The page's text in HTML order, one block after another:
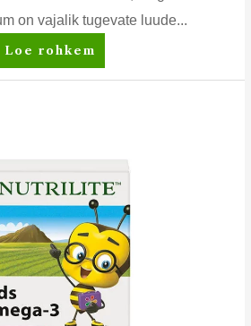
on vajalik tugevate luude...
Nutrilite™
Cal
Loe rohkem